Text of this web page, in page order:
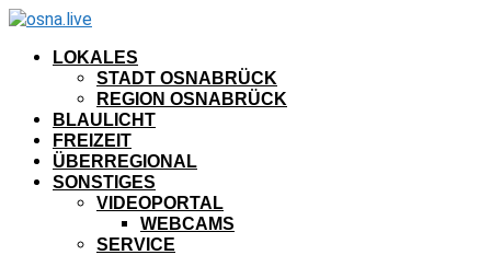
LOKALES
STADT OSNABRÜCK
REGION OSNABRÜCK
BLAULICHT
FREIZEIT
ÜBERREGIONAL
SONSTIGES
VIDEOPORTAL
WEBCAMS
SERVICE